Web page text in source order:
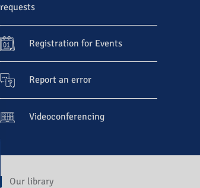
requests
Registration for Events
Report an error
Videoconferencing
Our library